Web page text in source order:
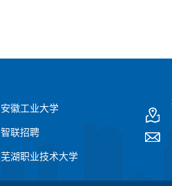
安徽工业大学
智联招聘
芜湖职业技术大学